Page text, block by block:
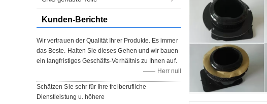
Kunden-Berichte
Wir vertrauen der Qualität Ihrer Produkte. Es immer
das Beste. Halten Sie dieses Gehen und wir bauen
ein langfristiges Geschäfts-Verhältnis zu Ihnen auf.
—— Herr null
Schätzen Sie sehr für Ihre freiberufliche
Dienstleistung u. höhere